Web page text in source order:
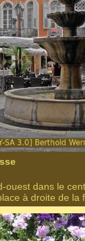
ouest dans le
à droite de la